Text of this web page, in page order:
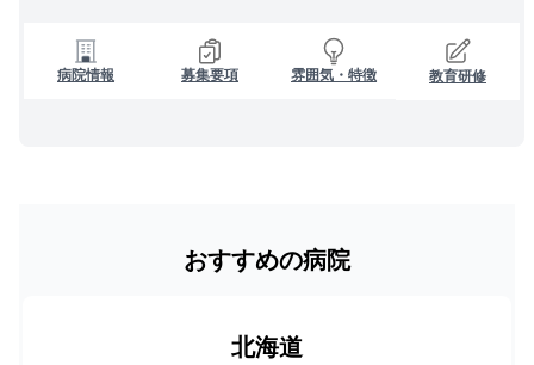
病院情報 募集要項 雰囲気・特徴 教育研修
おすすめの病院
北海道